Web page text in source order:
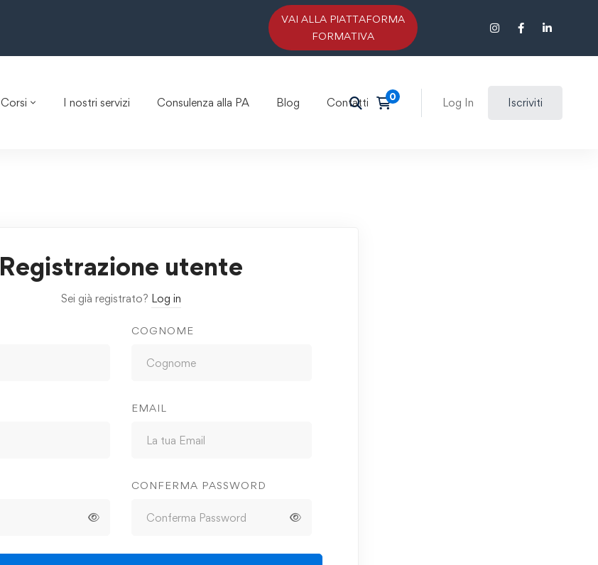
VAI ALLA PIATTAFORMA
FORMATIVA
Corsi I nostri servizi Consulenza alla PA Blog Contatti Log In Iscriviti
Registrazione utente
Sei già registrato? Log in
COGNOME
EMAIL
CONFERMA PASSWORD